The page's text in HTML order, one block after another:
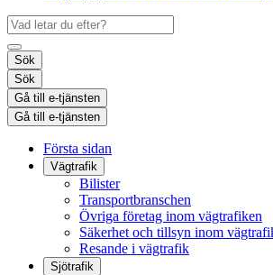
Sök
Sök
Gå till e-tjänsten
Gå till e-tjänsten
Första sidan
Vägtrafik
Bilister
Transportbranschen
Övriga företag inom vägtrafiken
Säkerhet och tillsyn inom
Resande i vägtrafik
Sjötrafik